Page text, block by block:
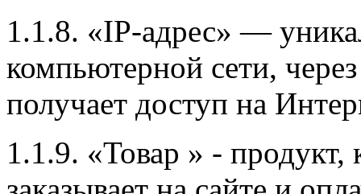
1.1.8. «IP-адрес» —
компьютерной сети,
получает доступ на
1.1.9. «Товар » - продукт,